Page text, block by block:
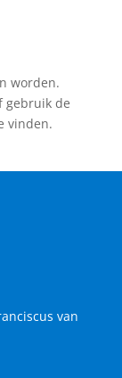
worden.
gebruik de
vinden.
van